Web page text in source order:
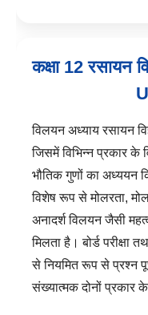
कक्षा 12 रसायन
विलयन अध्याय रसायन
जिसमें विभिन्न प्रकार के
भौतिक गुणों का अध्ययन
विशेष रूप से मोलरता,
अनादर्श विलयन जैसी
मिलता है। बोर्ड परीक्षा
से नियमित रूप से प्रश्न
संख्यात्मक दोनों प्रकार के